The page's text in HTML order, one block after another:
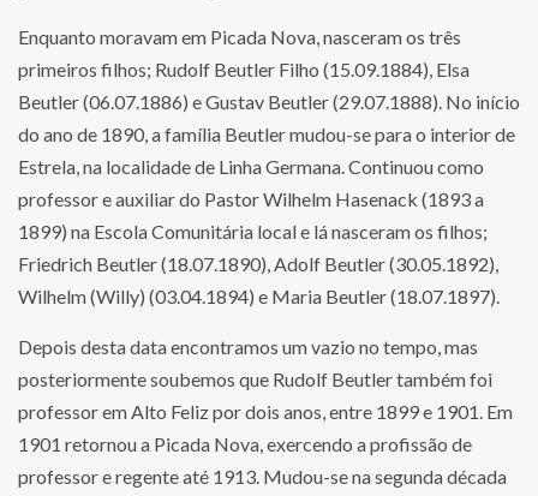
Enquanto moravam em Picada Nova, nasceram os três
primeiros filhos; Rudolf Beutler Filho (15.09.1884), Elsa
Beutler (06.07.1886) e Gustav Beutler (29.07.1888). No início
do ano de 1890, a família Beutler mudou-se para o interior de
Estrela, na localidade de Linha Germana. Continuou como
professor e auxiliar do Pastor Wilhelm Hasenack (1893 a
1899) na Escola Comunitária local e lá nasceram os filhos;
Friedrich Beutler (18.07.1890), Adolf Beutler (30.05.1892),
Wilhelm (Willy) (03.04.1894) e Maria Beutler (18.07.1897).
Depois desta data encontramos um vazio no tempo, mas
posteriormente soubemos que Rudolf Beutler também foi
professor em Alto Feliz por dois anos, entre 1899 e 1901. Em
1901 retornou a Picada Nova, exercendo a profissão de
professor e regente até 1913. Mudou-se na segunda década